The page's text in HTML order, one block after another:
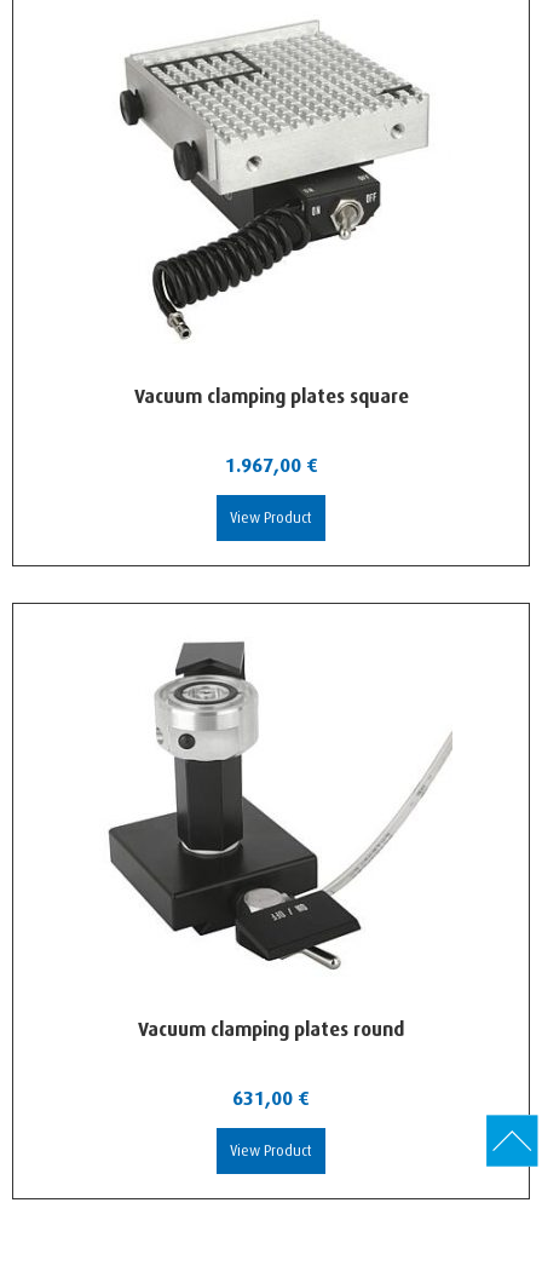
Vacuum clamping plates square
1.967,00 €
View Product
Vacuum clamping plates round
631,00 €
View Product